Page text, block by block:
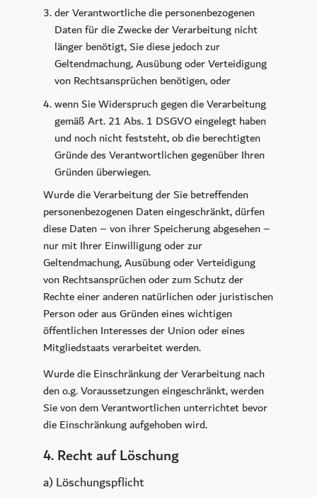
der Verantwortliche die personenbezogenen
Daten für die Zwecke der Verarbeitung nicht
länger benötigt, Sie diese jedoch zur
Geltendmachung, Ausübung oder Verteidigung
von Rechtsansprüchen benötigen, oder
wenn Sie Widerspruch gegen die Verarbeitung
gemäß Art. 21 Abs. 1 DSGVO eingelegt haben
und noch nicht feststeht, ob die berechtigten
Gründe des Verantwortlichen gegenüber Ihren
Gründen überwiegen.
Wurde die Verarbeitung der Sie betreffenden
personenbezogenen Daten eingeschränkt, dürfen
diese Daten – von ihrer Speicherung abgesehen –
nur mit Ihrer Einwilligung oder zur
Geltendmachung, Ausübung oder Verteidigung
von Rechtsansprüchen oder zum Schutz der
Rechte einer anderen natürlichen oder juristischen
Person oder aus Gründen eines wichtigen
öffentlichen Interesses der Union oder eines
Mitgliedstaats verarbeitet werden.
Wurde die Einschränkung der Verarbeitung nach
den o.g. Voraussetzungen eingeschränkt, werden
Sie von dem Verantwortlichen unterrichtet bevor
die Einschränkung aufgehoben wird.
4. Recht auf Löschung
a) Löschungspflicht